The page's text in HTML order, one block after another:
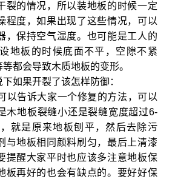
裂的情况，所以装地板的时候一定
程度，如果出现了这些情况，可以
，保持空气湿度。也可能是工人的
地板的时候底面不平，空隙不紧
都会导致木质地板的变形。
如果开裂了该怎样防御：
告诉大家一个修复的方法，可以
木地板裂缝小还是裂缝宽度超过6-
就是原来地板刨平，然后去除污
与地板相同颜料刷匀，最后上清漆
提醒大家平时也应该多注意地板保
板再好的也会有缺点的。要好好保